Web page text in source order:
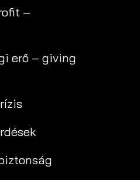
–
erő – giving